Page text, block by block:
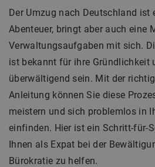
Der Umzug nach Deutschland ist
Abenteuer, bringt aber auch eine
Verwaltungsaufgaben mit sich.
ist bekannt für ihre Gründlichkeit
überwältigend sein. Mit der
Anleitung können Sie diese
meistern und sich problemlos in
einfinden. Hier ist ein Schritt-für-
Ihnen als Expat bei der
Bürokratie zu helfen.